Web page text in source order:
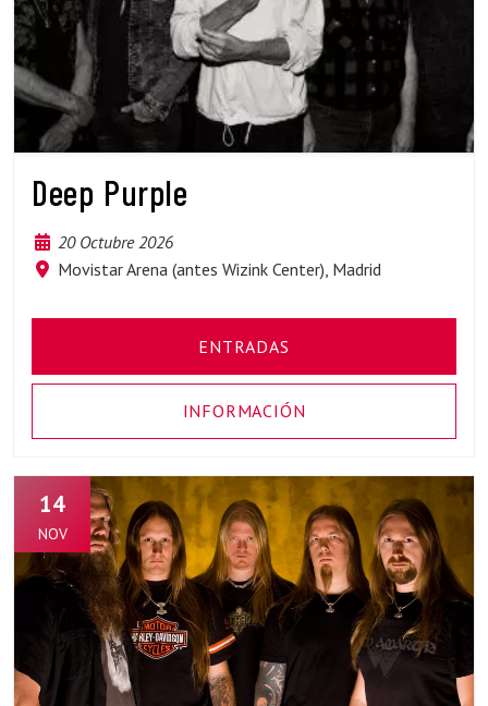
Deep Purple
20 Octubre 2026
Movistar Arena (antes Wizink Center), Madrid
ENTRADAS
INFORMACIÓN
14
NOV